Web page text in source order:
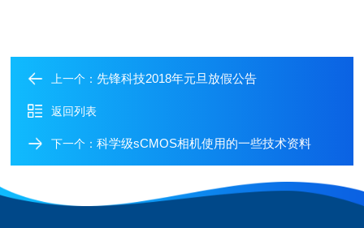
上一个： 先锋科技2018年元旦放假公告
返回列表
下一个：科学级sCMOS相机使用的一些技术资料